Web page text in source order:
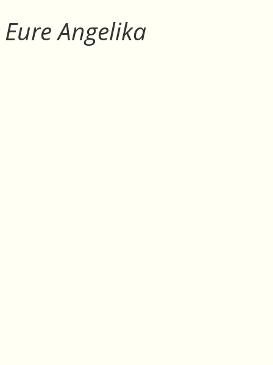
Eure Angelika